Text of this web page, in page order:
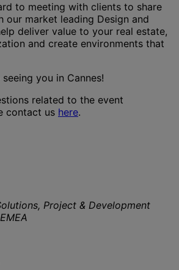
to meeting with clients to share
our market leading Design and
deliver value to your real estate,
and create environments that
you in Cannes!
related to the event
contact us here.
Project & Development